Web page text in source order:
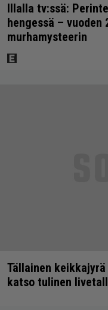
Illalla tv:ssä:
hengessä –
murhamysteerin
Tällainen keikkajyrä
katso tulinen